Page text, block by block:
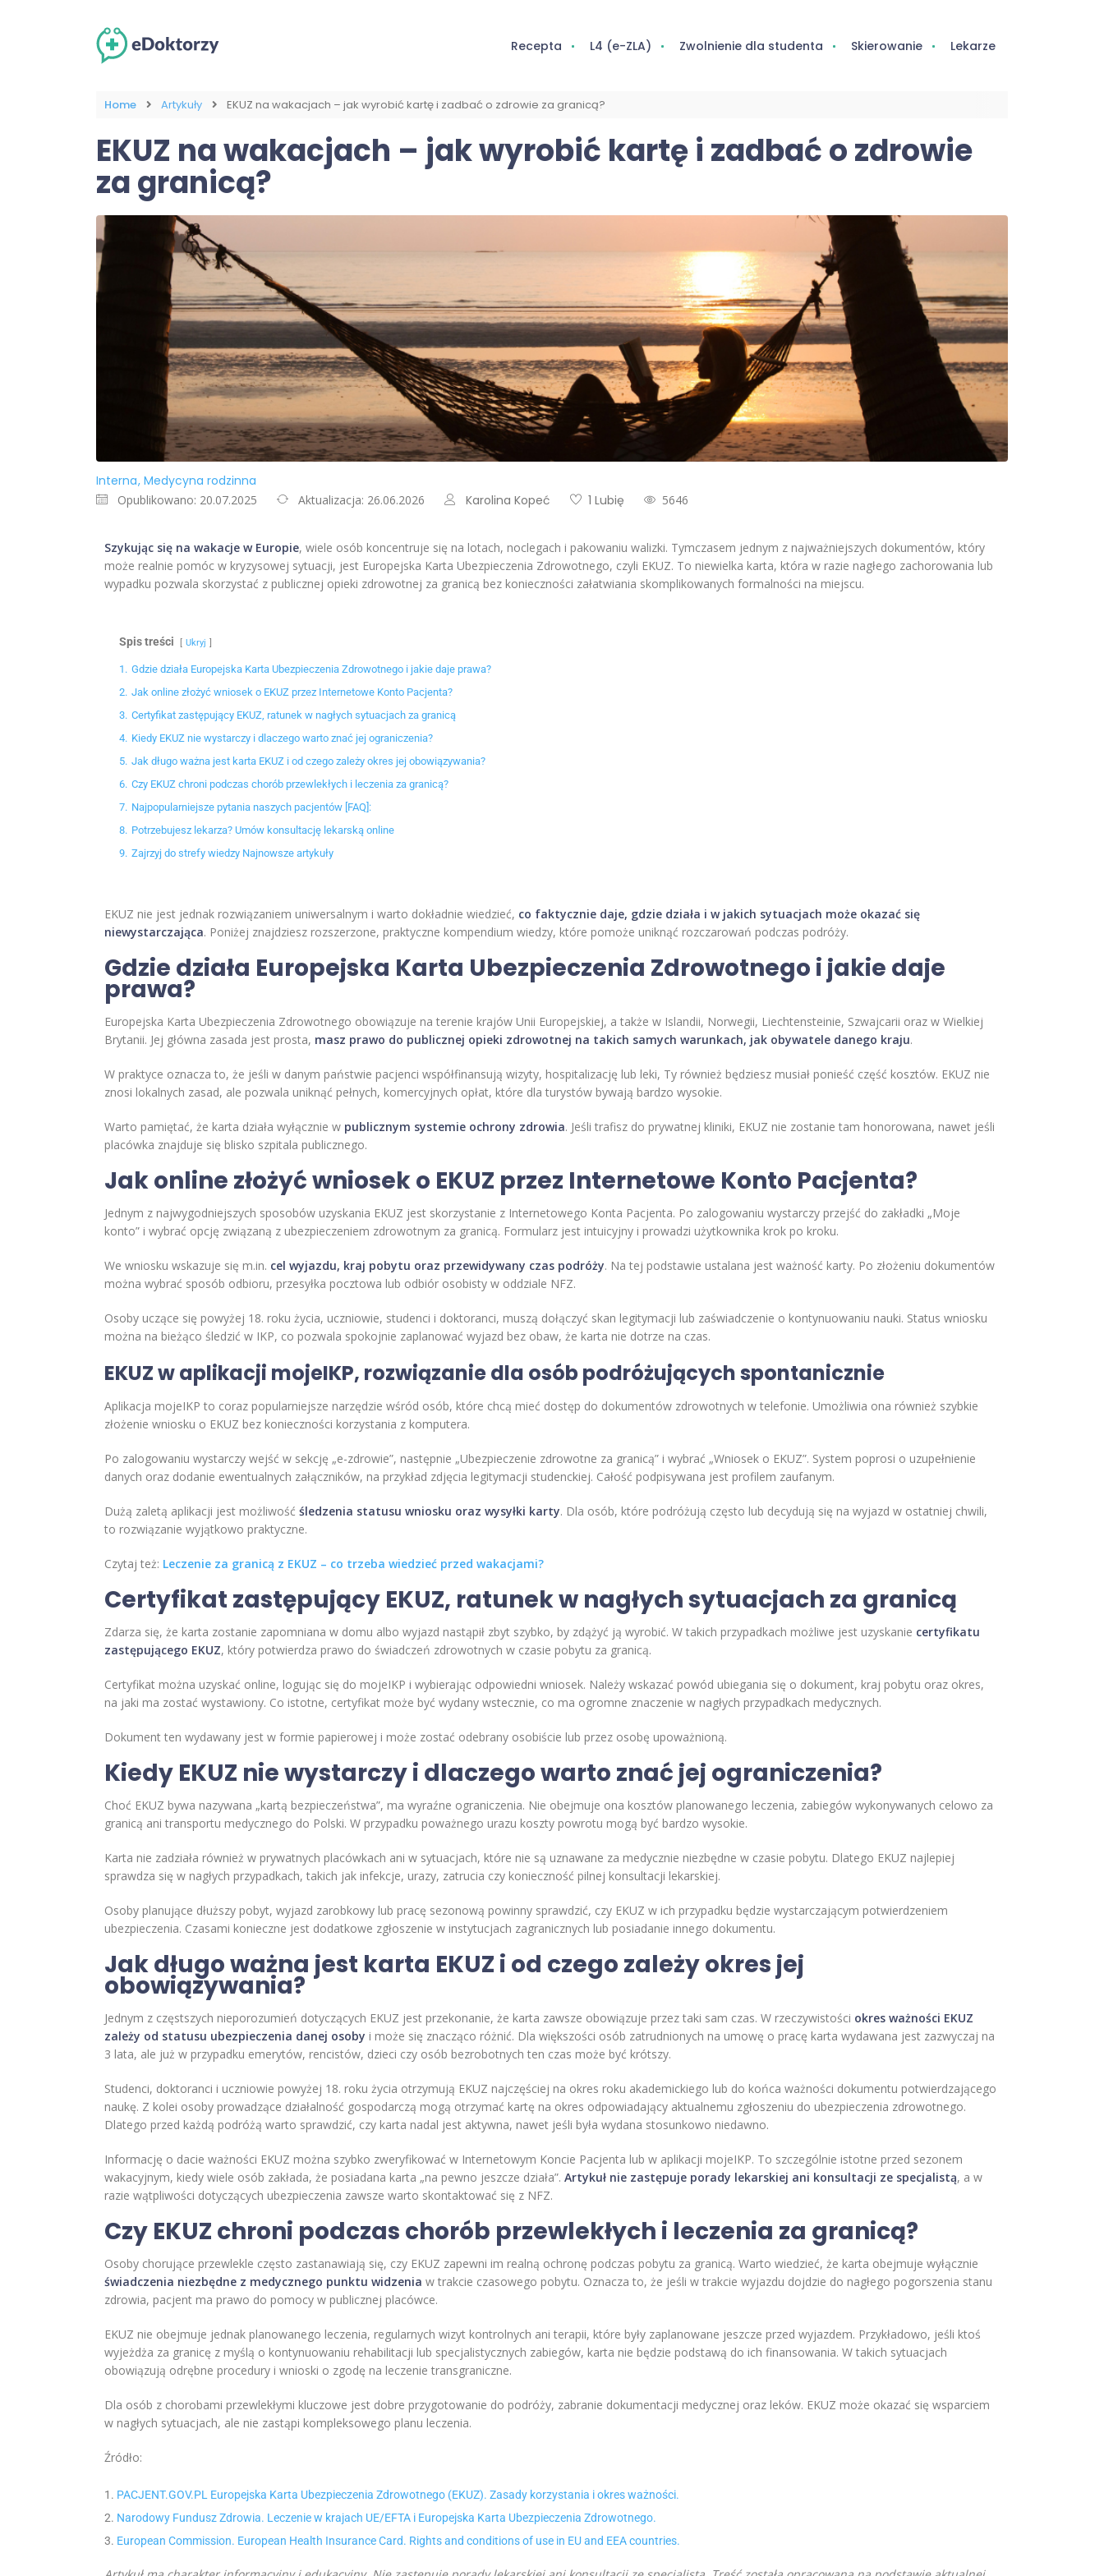
Recepta L4 (e-ZLA) Zwolnienie dla studenta Skierowanie Lekarze
Home Artykuły EKUZ na wakacjach – jak wyrobić kartę i zadbać o zdrowie za granicą?
EKUZ na wakacjach – jak wyrobić kartę i zadbać o zdrowie
za granicą?
Interna Medycyna rodzinna
Opublikowano: 20.07.2025 Aktualizacja: 26.06.2026 Karolina Kopeć 1 Lubię 5646
Szykując się na wakacje w Europie, wiele osób koncentruje się na lotach, noclegach i pakowaniu walizki. Tymczasem jednym z najważniejszych dokumentów, który
może realnie pomóc w kryzysowej sytuacji, jest Europejska Karta Ubezpieczenia Zdrowotnego, czyli EKUZ. To niewielka karta, która w razie nagłego zachorowania lub
wypadku pozwala skorzystać z publicznej opieki zdrowotnej za granicą bez konieczności załatwiania skomplikowanych formalności na miejscu.
Spis treści Ukryj
1. Gdzie działa Europejska Karta Ubezpieczenia Zdrowotnego i jakie daje prawa?
2. Jak online złożyć wniosek o EKUZ przez Internetowe Konto Pacjenta?
3. Certyfikat zastępujący EKUZ, ratunek w nagłych sytuacjach za granicą
4. Kiedy EKUZ nie wystarczy i dlaczego warto znać jej ograniczenia?
5. Jak długo ważna jest karta EKUZ i od czego zależy okres jej obowiązywania?
6. Czy EKUZ chroni podczas chorób przewlekłych i leczenia za granicą?
7. Najpopularniejsze pytania naszych pacjentów [FAQ]:
8. Potrzebujesz lekarza? Umów konsultację lekarską online
9. Zajrzyj do strefy wiedzy Najnowsze artykuły
EKUZ nie jest jednak rozwiązaniem uniwersalnym i warto dokładnie wiedzieć, co faktycznie daje, gdzie działa i w jakich sytuacjach może okazać się
niewystarczająca. Poniżej znajdziesz rozszerzone, praktyczne kompendium wiedzy, które pomoże uniknąć rozczarowań podczas podróży.
Gdzie działa Europejska Karta Ubezpieczenia Zdrowotnego i jakie daje
prawa?
Europejska Karta Ubezpieczenia Zdrowotnego obowiązuje na terenie krajów Unii Europejskiej, a także w Islandii, Norwegii, Liechtensteinie, Szwajcarii oraz w Wielkiej
Brytanii. Jej główna zasada jest prosta, masz prawo do publicznej opieki zdrowotnej na takich samych warunkach, jak obywatele danego kraju.
W praktyce oznacza to, że jeśli w danym państwie pacjenci współfinansują wizyty, hospitalizację lub leki, Ty również będziesz musiał ponieść część kosztów. EKUZ nie
znosi lokalnych zasad, ale pozwala uniknąć pełnych, komercyjnych opłat, które dla turystów bywają bardzo wysokie.
Warto pamiętać, że karta działa wyłącznie w publicznym systemie ochrony zdrowia. Jeśli trafisz do prywatnej kliniki, EKUZ nie zostanie tam honorowana, nawet jeśli
placówka znajduje się blisko szpitala publicznego.
Jak online złożyć wniosek o EKUZ przez Internetowe Konto Pacjenta?
Jednym z najwygodniejszych sposobów uzyskania EKUZ jest skorzystanie z Internetowego Konta Pacjenta. Po zalogowaniu wystarczy przejść do zakładki „Moje
konto” i wybrać opcję związaną z ubezpieczeniem zdrowotnym za granicą. Formularz jest intuicyjny i prowadzi użytkownika krok po kroku.
We wniosku wskazuje się m.in. cel wyjazdu, kraj pobytu oraz przewidywany czas podróży. Na tej podstawie ustalana jest ważność karty. Po złożeniu dokumentów
można wybrać sposób odbioru, przesyłka pocztowa lub odbiór osobisty w oddziale NFZ.
Osoby uczące się powyżej 18. roku życia, uczniowie, studenci i doktoranci, muszą dołączyć skan legitymacji lub zaświadczenie o kontynuowaniu nauki. Status wniosku
można na bieżąco śledzić w IKP, co pozwala spokojnie zaplanować wyjazd bez obaw, że karta nie dotrze na czas.
EKUZ w aplikacji mojeIKP, rozwiązanie dla osób podróżujących spontanicznie
Aplikacja mojeIKP to coraz popularniejsze narzędzie wśród osób, które chcą mieć dostęp do dokumentów zdrowotnych w telefonie. Umożliwia ona również szybkie
złożenie wniosku o EKUZ bez konieczności korzystania z komputera.
Po zalogowaniu wystarczy wejść w sekcję „e-zdrowie”, następnie „Ubezpieczenie zdrowotne za granicą” i wybrać „Wniosek o EKUZ”. System poprosi o uzupełnienie
danych oraz dodanie ewentualnych załączników, na przykład zdjęcia legitymacji studenckiej. Całość podpisywana jest profilem zaufanym.
Dużą zaletą aplikacji jest możliwość śledzenia statusu wniosku oraz wysyłki karty. Dla osób, które podróżują często lub decydują się na wyjazd w ostatniej chwili,
to rozwiązanie wyjątkowo praktyczne.
Czytaj też: Leczenie za granicą z EKUZ – co trzeba wiedzieć przed wakacjami?
Certyfikat zastępujący EKUZ, ratunek w nagłych sytuacjach za granicą
Zdarza się, że karta zostanie zapomniana w domu albo wyjazd nastąpił zbyt szybko, by zdążyć ją wyrobić. W takich przypadkach możliwe jest uzyskanie certyfikatu
zastępującego EKUZ, który potwierdza prawo do świadczeń zdrowotnych w czasie pobytu za granicą.
Certyfikat można uzyskać online, logując się do mojeIKP i wybierając odpowiedni wniosek. Należy wskazać powód ubiegania się o dokument, kraj pobytu oraz okres,
na jaki ma zostać wystawiony. Co istotne, certyfikat może być wydany wstecznie, co ma ogromne znaczenie w nagłych przypadkach medycznych.
Dokument ten wydawany jest w formie papierowej i może zostać odebrany osobiście lub przez osobę upoważnioną.
Kiedy EKUZ nie wystarczy i dlaczego warto znać jej ograniczenia?
Choć EKUZ bywa nazywana „kartą bezpieczeństwa”, ma wyraźne ograniczenia. Nie obejmuje ona kosztów planowanego leczenia, zabiegów wykonywanych celowo za
granicą ani transportu medycznego do Polski. W przypadku poważnego urazu koszty powrotu mogą być bardzo wysokie.
Karta nie zadziała również w prywatnych placówkach ani w sytuacjach, które nie są uznawane za medycznie niezbędne w czasie pobytu. Dlatego EKUZ najlepiej
sprawdza się w nagłych przypadkach, takich jak infekcje, urazy, zatrucia czy konieczność pilnej konsultacji lekarskiej.
Osoby planujące dłuższy pobyt, wyjazd zarobkowy lub pracę sezonową powinny sprawdzić, czy EKUZ w ich przypadku będzie wystarczającym potwierdzeniem
ubezpieczenia. Czasami konieczne jest dodatkowe zgłoszenie w instytucjach zagranicznych lub posiadanie innego dokumentu.
Jak długo ważna jest karta EKUZ i od czego zależy okres jej
obowiązywania?
Jednym z częstszych nieporozumień dotyczących EKUZ jest przekonanie, że karta zawsze obowiązuje przez taki sam czas. W rzeczywistości okres ważności EKUZ
zależy od statusu ubezpieczenia danej osoby i może się znacząco różnić. Dla większości osób zatrudnionych na umowę o pracę karta wydawana jest zazwyczaj na
3 lata, ale już w przypadku emerytów, rencistów, dzieci czy osób bezrobotnych ten czas może być krótszy.
Studenci, doktoranci i uczniowie powyżej 18. roku życia otrzymują EKUZ najczęściej na okres roku akademickiego lub do końca ważności dokumentu potwierdzającego
naukę. Z kolei osoby prowadzące działalność gospodarczą mogą otrzymać kartę na okres odpowiadający aktualnemu zgłoszeniu do ubezpieczenia zdrowotnego.
Dlatego przed każdą podróżą warto sprawdzić, czy karta nadal jest aktywna, nawet jeśli była wydana stosunkowo niedawno.
Informację o dacie ważności EKUZ można szybko zweryfikować w Internetowym Koncie Pacjenta lub w aplikacji mojeIKP. To szczególnie istotne przed sezonem
wakacyjnym, kiedy wiele osób zakłada, że posiadana karta „na pewno jeszcze działa”. Artykuł nie zastępuje porady lekarskiej ani konsultacji ze specjalistą, a w
razie wątpliwości dotyczących ubezpieczenia zawsze warto skontaktować się z NFZ.
Czy EKUZ chroni podczas chorób przewlekłych i leczenia za granicą?
Osoby chorujące przewlekle często zastanawiają się, czy EKUZ zapewni im realną ochronę podczas pobytu za granicą. Warto wiedzieć, że karta obejmuje wyłącznie
świadczenia niezbędne z medycznego punktu widzenia w trakcie czasowego pobytu. Oznacza to, że jeśli w trakcie wyjazdu dojdzie do nagłego pogorszenia stanu
zdrowia, pacjent ma prawo do pomocy w publicznej placówce.
EKUZ nie obejmuje jednak planowanego leczenia, regularnych wizyt kontrolnych ani terapii, które były zaplanowane jeszcze przed wyjazdem. Przykładowo, jeśli ktoś
wyjeżdża za granicę z myślą o kontynuowaniu rehabilitacji lub specjalistycznych zabiegów, karta nie będzie podstawą do ich finansowania. W takich sytuacjach
obowiązują odrębne procedury i wnioski o zgodę na leczenie transgraniczne.
Dla osób z chorobami przewlekłymi kluczowe jest dobre przygotowanie do podróży, zabranie dokumentacji medycznej oraz leków. EKUZ może okazać się wsparciem
w nagłych sytuacjach, ale nie zastąpi kompleksowego planu leczenia.
Źródło:
PACJENT.GOV.PL Europejska Karta Ubezpieczenia Zdrowotnego (EKUZ). Zasady korzystania i okres ważności.
Narodowy Fundusz Zdrowia. Leczenie w krajach UE/EFTA i Europejska Karta Ubezpieczenia Zdrowotnego.
European Commission. European Health Insurance Card. Rights and conditions of use in EU and EEA countries.